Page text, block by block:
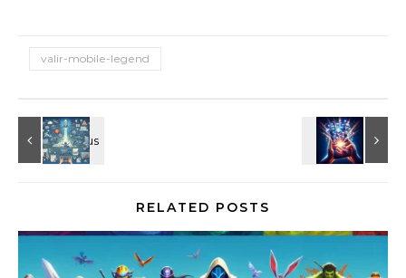
valir-mobile-legend
RELATED POSTS